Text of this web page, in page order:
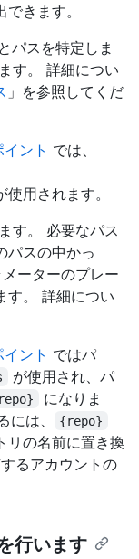
きます。
パスを特定しま
す。 詳細につい
」を参照してくだ
ント では、
使用されます。
す。 必要なパス
パスの中かっ
ーターのプレー
す。 詳細につい
ント ではパ
が使用され、パ
になりま
は、
{repo}
リの名前に置き換
るアカウントの
行います